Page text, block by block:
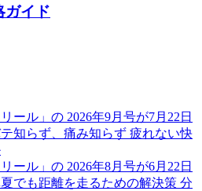
ガイド
ール」の 2026年9月号が7月22日
知らず、痛み知らず 疲れない快
ール」の 2026年8月号が6月22日
でも距離を走るための解決策 分